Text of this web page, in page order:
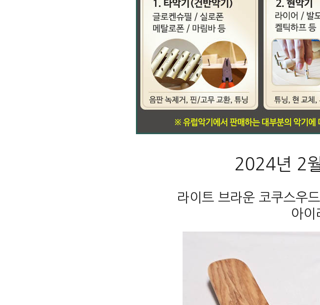
2024년 2
라이트 브라운 코쿠스
아이